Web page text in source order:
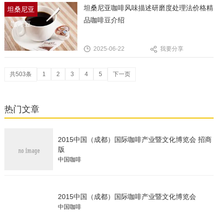
坦桑尼亚
咖啡豆
坦桑尼亚咖啡风味描述研磨度处理法价格精
品咖啡豆介绍
2025-06-22 我要分享
共503条 1 2 3 4 5 下一页
热门文章
2015中国（成都）国际咖啡产业暨文化博览会 招商
版
中国咖啡
2015中国（成都）国际咖啡产业暨文化博览会
中国咖啡